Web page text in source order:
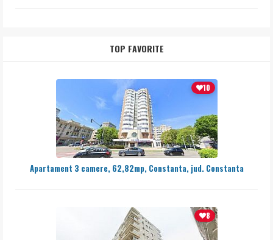
TOP FAVORITE
10
Apartament 3 camere, 62,82mp, Constanta, jud. Constanta
8